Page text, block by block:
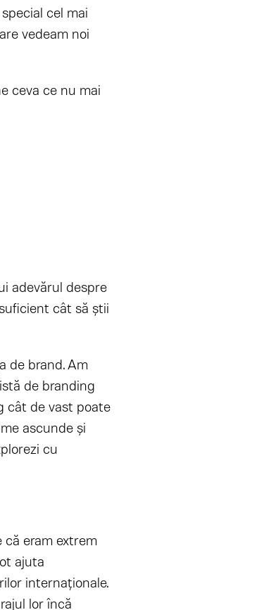
cel mai
vedeam noi
ceva ce nu mai
adevărul despre
cât să știi
de brand. Am
de branding
cât de vast poate
ascunde și
cu
eram extrem
ajuta
internaționale.
lor încă